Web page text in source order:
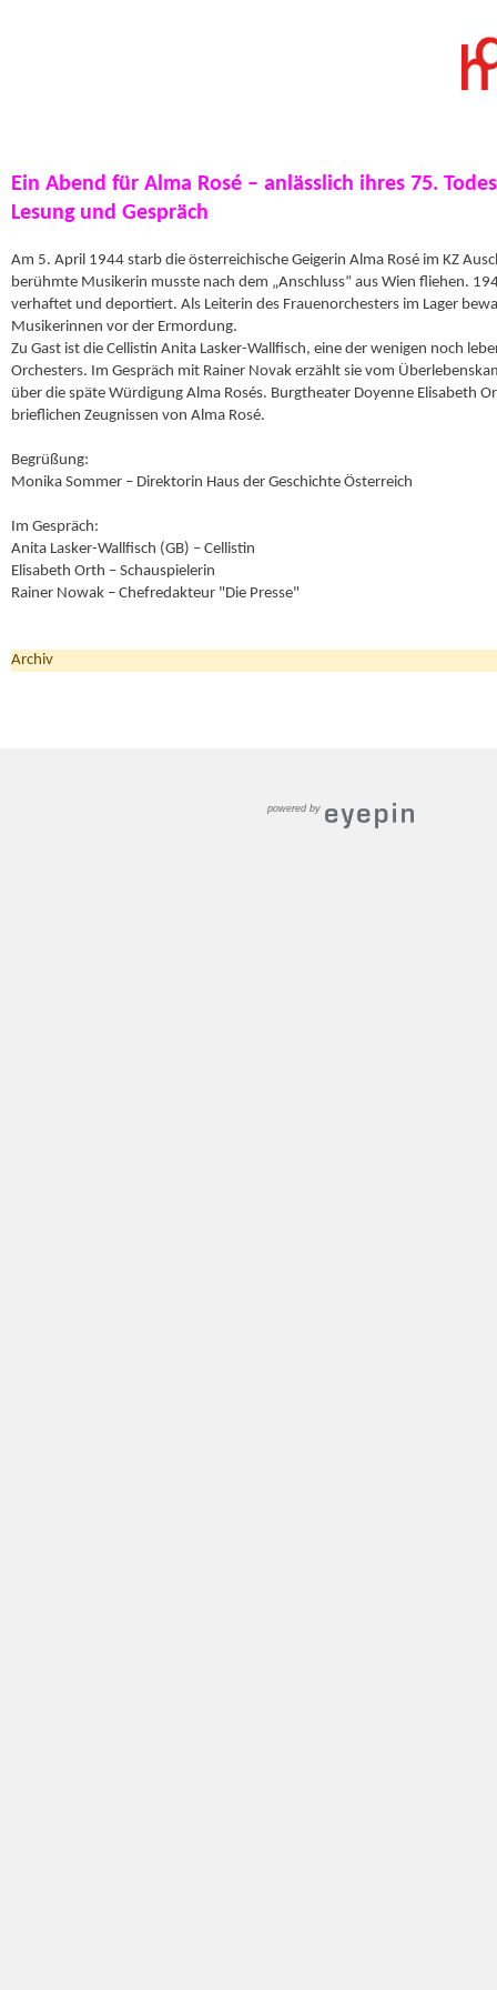
Ein Abend für Alma Rosé – anlässlich ihres 75.
Lesung und Gespräch
Am 5. April 1944 starb die österreichische Geigerin Alma Rosé im KZ
berühmte Musikerin musste nach dem „Anschluss“ aus Wien fliehen.
verhaftet und deportiert. Als Leiterin des Frauenorchesters im Lager
Musikerinnen vor der Ermordung.
Zu Gast ist die Cellistin Anita Lasker-Wallfisch, eine der wenigen noch
Orchesters. Im Gespräch mit Rainer Novak erzählt sie vom
über die späte Würdigung Alma Rosés. Burgtheater Doyenne Elisabeth
brieflichen Zeugnissen von Alma Rosé.
Begrüßung:
Monika Sommer – Direktorin Haus der Geschichte Österreich
Im Gespräch:
Anita Lasker-Wallfisch (GB) – Cellistin
Elisabeth Orth – Schauspielerin
Rainer Nowak – Chefredakteur "Die Presse"
Archiv
powered by